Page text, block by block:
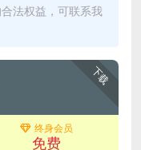
法权益，可联系我
下载
终身会员
免费